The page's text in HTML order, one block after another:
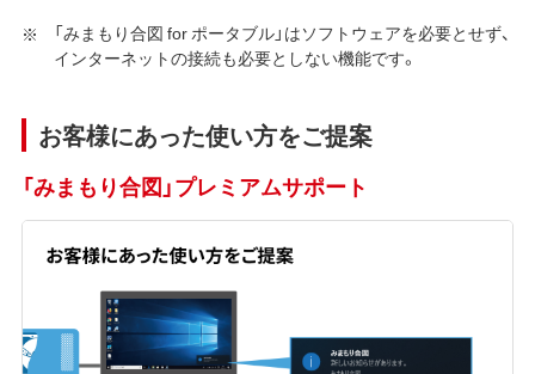
「みまもり合図 for ポータブル」はソフトウェアを必要とせず、
インターネットの接続も必要としない機能です。
お客様にあった使い方をご提案
「みまもり合図」プレミアムサポート